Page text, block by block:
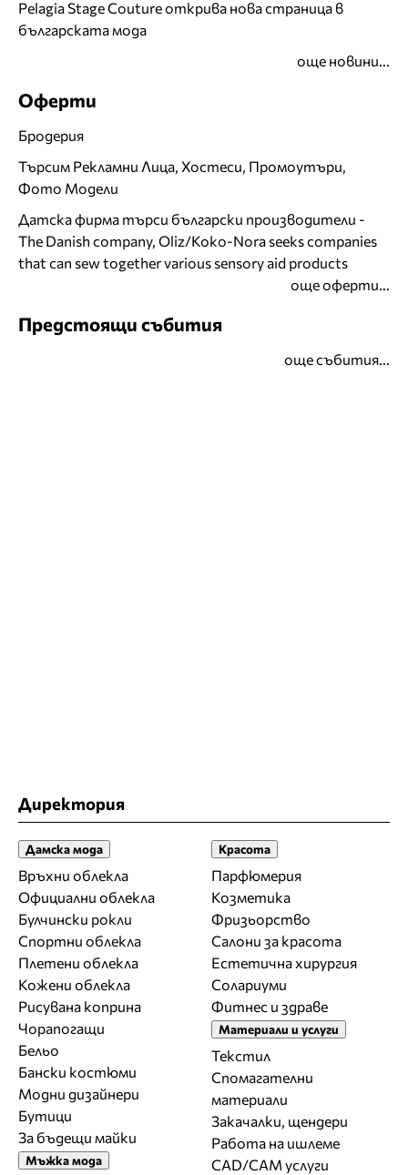
Pelagia Stage Couture открива нова страница в
българската мода
още новини...
Оферти
Бродерия
Търсим Рекламни Лица, Хостеси, Промоутъри,
Фото Модели
Датска фирма търси български производители -
The Danish company, Oliz/Koko-Nora seeks companies
that can sew together various sensory aid products
още оферти...
Предстоящи събития
още събития...
Директория
Дамска мода
Връхни облекла
Официални облекла
Булчински рокли
Спортни облекла
Плетени облекла
Кожени облекла
Рисувана коприна
Чорапогащи
Бельо
Бански костюми
Модни дизайнери
Бутици
За бъдещи майки
Мъжка мода
Красота
Парфюмерия
Козметика
Фризьорство
Салони за красота
Естетична хирургия
Солариуми
Фитнес и здраве
Материали и услуги
Текстил
Спомагателни
материали
Закачалки, щендери
Работа на ишлеме
CAD/CAM услуги